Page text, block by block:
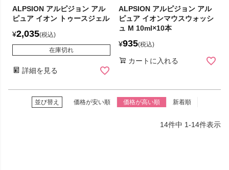
ALPSION アルピジョン アル
ピュア イオン トゥースジェル
¥2,035 税込
在庫切れ
詳細を見る
ALPSION アルピジョン アル
ピュア イオンマウスウォッシ
ュ M 10ml×10本
¥935 税込
カートに入れる
並び替え 価格が安い順 価格が高い順 新着順
14件中 1-14件表示